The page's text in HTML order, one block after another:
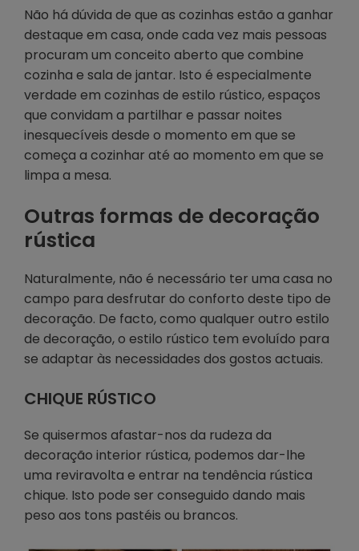
Não há dúvida de que as cozinhas estão a ganhar
destaque em casa, onde cada vez mais pessoas
procuram um conceito aberto que combine
cozinha e sala de jantar. Isto é especialmente
verdade em cozinhas de estilo rústico, espaços
que convidam a partilhar e passar noites
inesquecíveis desde o momento em que se
começa a cozinhar até ao momento em que se
limpa a mesa.
Outras formas de decoração
rústica
Naturalmente, não é necessário ter uma casa no
campo para desfrutar do conforto deste tipo de
decoração. De facto, como qualquer outro estilo
de decoração, o estilo rústico tem evoluído para
se adaptar às necessidades dos gostos actuais.
CHIQUE RÚSTICO
Se quisermos afastar-nos da rudeza da
decoração interior rústica, podemos dar-lhe
uma reviravolta e entrar na tendência rústica
chique. Isto pode ser conseguido dando mais
peso aos tons pastéis ou brancos.